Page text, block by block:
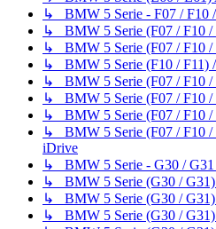
↳ BMW 5 Serie - F07 / F10
↳ BMW 5 Serie (F07 / F10 /
↳ BMW 5 Serie (F07 / F10 /
↳ BMW 5 Serie (F10 / F11)
↳ BMW 5 Serie (F07 / F10 /
↳ BMW 5 Serie (F07 / F10 /
↳ BMW 5 Serie (F07 / F10 /
↳ BMW 5 Serie (F07 / F10 /
iDrive
↳ BMW 5 Serie - G30 / G31
↳ BMW 5 Serie (G30 / G31)
↳ BMW 5 Serie (G30 / G31)
↳ BMW 5 Serie (G30 /